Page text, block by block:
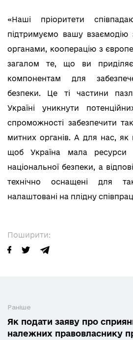
Поширити:
«Наші пріоритети
підтримуємо вашу взаємодію
органами, кооперацію з
загалом те, що ви
компонентам для
безпеки. Це ті частини
Україні уникнути
спроможності забезпечити
митних органів. А для нас, як
щоб Україна мала ресурси
національної безпеки, а
технічно оснащені для
налаштовані на плідну
Раніше
Як подати заяву про
належних правовласнику